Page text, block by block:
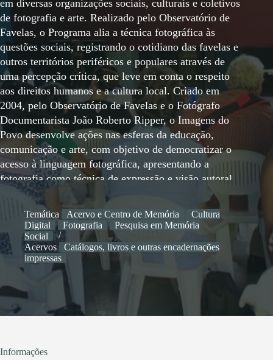
Temática Acervo e Centro de Memória
Cultura
Digital
Fotografia
Pesquisa em Memória
Social
Acervos
Catálogos, livros e outras encadernações
impressas
Informações